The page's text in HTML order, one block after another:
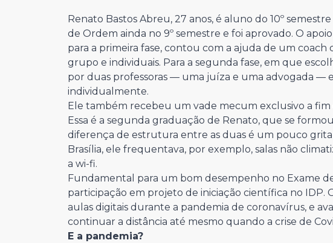
Renato Bastos Abreu, 27 anos, é aluno do 10º
de Ordem ainda no 9º semestre e foi aprovado. O
para a primeira fase, contou com a ajuda de um
grupo e individuais. Para a segunda fase, em que
por duas professoras — uma juíza e uma advogada —
individualmente.
Ele também recebeu um vade mecum exclusivo a fim
Essa é a segunda graduação de Renato, que se
diferença de estrutura entre as duas é um pouco
Brasília, ele frequentava, por exemplo, salas não
a wi-fi.
Fundamental para um bom desempenho no Exame
participação em projeto de iniciação científica no IDP.
aulas digitais durante a pandemia de coronavírus, e
continuar a distância até mesmo quando a crise de
E a pandemia?